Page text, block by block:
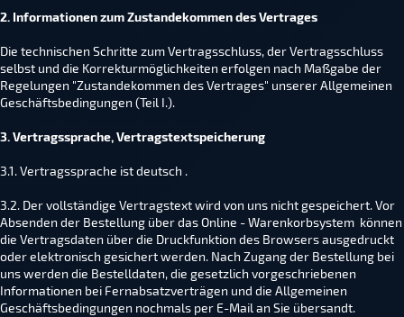
2. Informationen zum Zustandekommen des Vertrages
Die technischen Schritte zum Vertragsschluss, der Vertragsschluss
selbst und die Korrekturmöglichkeiten erfolgen nach Maßgabe der
Regelungen "Zustandekommen des Vertrages" unserer Allgemeinen
Geschäftsbedingungen (Teil I.).
3. Vertragssprache, Vertragstextspeicherung
3.1. Vertragssprache ist deutsch .
3.2. Der vollständige Vertragstext wird von uns nicht gespeichert. Vor
Absenden der Bestellung über das Online - Warenkorbsystem können
die Vertragsdaten über die Druckfunktion des Browsers ausgedruckt
oder elektronisch gesichert werden. Nach Zugang der Bestellung bei
uns werden die Bestelldaten, die gesetzlich vorgeschriebenen
Informationen bei Fernabsatzverträgen und die Allgemeinen
Geschäftsbedingungen nochmals per E-Mail an Sie übersandt.